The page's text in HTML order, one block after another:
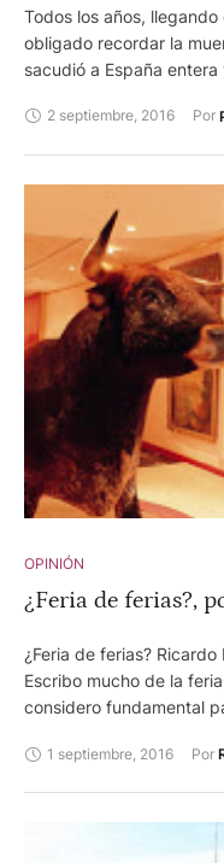
Todos los años,
obligado recordar la
sacudió a España
el que se muere de
2 septiembre, 2016 Por
OPINIÓN
¿Feria de ferias?,
¿Feria de ferias?
Escribo mucho de la
considero fundamental
lleva ya muchos años y
Chopera supongo en
1 septiembre, 2016 Por